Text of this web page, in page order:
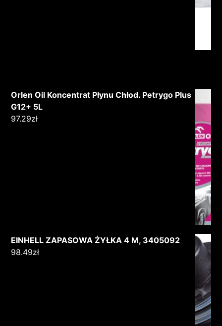
Orlen Oil Koncentrat Płynu Chłod. Petrygo Plus
G12+ 5L
97.29zł
EINHELL ZAPASOWA ŻYŁKA 4 M, 3405092
98.49zł